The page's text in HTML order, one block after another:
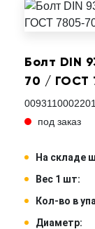
Болт DIN
70 / ГОСТ
под заказ
На складе
Вес 1 шт:
Кол-во в
Диаметр: